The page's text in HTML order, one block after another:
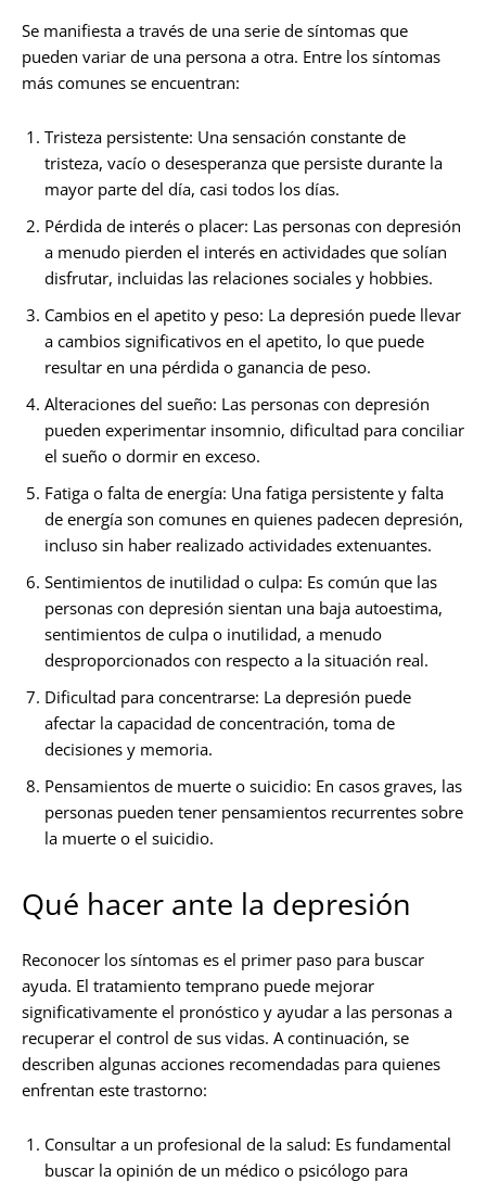
Se manifiesta a través de una serie de síntomas que
pueden variar de una persona a otra. Entre los síntomas
más comunes se encuentran:
Tristeza persistente: Una sensación constante de
tristeza, vacío o desesperanza que persiste durante la
mayor parte del día, casi todos los días.
Pérdida de interés o placer: Las personas con depresión
a menudo pierden el interés en actividades que solían
disfrutar, incluidas las relaciones sociales y hobbies.
Cambios en el apetito y peso: La depresión puede llevar
a cambios significativos en el apetito, lo que puede
resultar en una pérdida o ganancia de peso.
Alteraciones del sueño: Las personas con depresión
pueden experimentar insomnio, dificultad para conciliar
el sueño o dormir en exceso.
Fatiga o falta de energía: Una fatiga persistente y falta
de energía son comunes en quienes padecen depresión,
incluso sin haber realizado actividades extenuantes.
Sentimientos de inutilidad o culpa: Es común que las
personas con depresión sientan una baja autoestima,
sentimientos de culpa o inutilidad, a menudo
desproporcionados con respecto a la situación real.
Dificultad para concentrarse: La depresión puede
afectar la capacidad de concentración, toma de
decisiones y memoria.
Pensamientos de muerte o suicidio: En casos graves, las
personas pueden tener pensamientos recurrentes sobre
la muerte o el suicidio.
Qué hacer ante la depresión
Reconocer los síntomas es el primer paso para buscar
ayuda. El tratamiento temprano puede mejorar
significativamente el pronóstico y ayudar a las personas a
recuperar el control de sus vidas. A continuación, se
describen algunas acciones recomendadas para quienes
enfrentan este trastorno:
Consultar a un profesional de la salud: Es fundamental
buscar la opinión de un médico o psicólogo para